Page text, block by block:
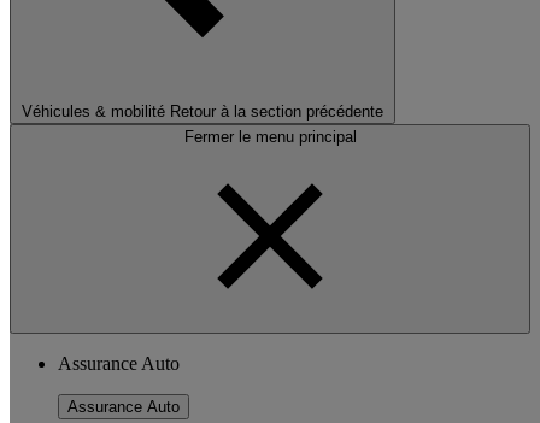
Véhicules & mobilité Retour à la section précédente
Fermer le menu principal
Assurance Auto
Assurance Auto